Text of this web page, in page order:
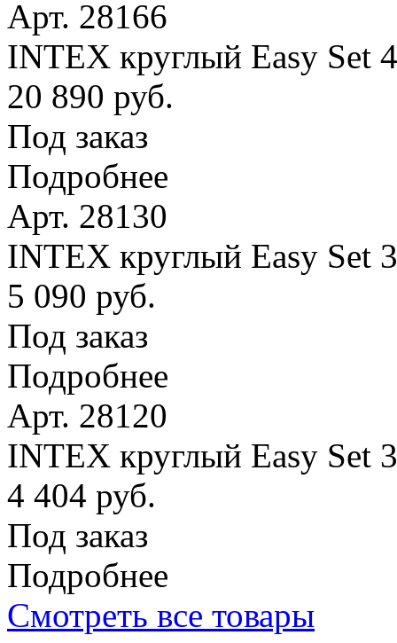
Арт. 28166
INTEX круглый Easy Set
20 890 руб.
Под заказ
Подробнее
Арт. 28130
INTEX круглый Easy Set
5 090 руб.
Под заказ
Подробнее
Арт. 28120
INTEX круглый Easy Set
4 404 руб.
Под заказ
Подробнее
Смотреть все товары